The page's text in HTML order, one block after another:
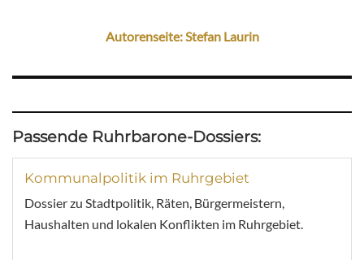
Autorenseite: Stefan Laurin
Passende Ruhrbarone-Dossiers:
Kommunalpolitik im Ruhrgebiet
Dossier zu Stadtpolitik, Räten, Bürgermeistern,
Haushalten und lokalen Konflikten im Ruhrgebiet.